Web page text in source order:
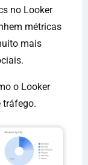
no Looker
métricas
mais
o Looker
tráfego.